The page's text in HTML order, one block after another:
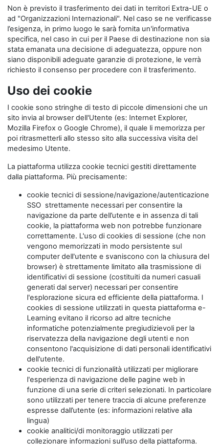
Non è previsto il trasferimento dei dati in territori Extra-UE o
ad "Organizzazioni Internazionali". Nel caso se ne verificasse
l’esigenza, in primo luogo le sarà fornita un'informativa
specifica, nel caso in cui per il Paese di destinazione non sia
stata emanata una decisione di adeguatezza, oppure non
siano disponibili adeguate garanzie di protezione, le verrà
richiesto il consenso per procedere con il trasferimento.
Uso dei cookie
I cookie sono stringhe di testo di piccole dimensioni che un
sito invia al browser dell'Utente (es: Internet Explorer,
Mozilla Firefox o Google Chrome), il quale li memorizza per
poi ritrasmetterli allo stesso sito alla successiva visita del
medesimo Utente.
La piattaforma utilizza cookie tecnici gestiti direttamente
dalla piattaforma. Più precisamente:
cookie tecnici di sessione/navigazione/autenticazione
SSO strettamente necessari per consentire la
navigazione da parte dell’utente e in assenza di tali
cookie, la piattaforma web non potrebbe funzionare
correttamente. L'uso di cookies di sessione (che non
vengono memorizzati in modo persistente sul
computer dell'utente e svaniscono con la chiusura del
browser) è strettamente limitato alla trasmissione di
identificativi di sessione (costituiti da numeri casuali
generati dal server) necessari per consentire
l'esplorazione sicura ed efficiente della piattaforma. I
cookies di sessione utilizzati in questa piattaforma e-
Learning evitano il ricorso ad altre tecniche
informatiche potenzialmente pregiudizievoli per la
riservatezza della navigazione degli utenti e non
consentono l'acquisizione di dati personali identificativi
dell'utente.
cookie tecnici di funzionalità utilizzati per migliorare
l'esperienza di navigazione delle pagine web in
funzione di una serie di criteri selezionati. In particolare
sono utilizzati per tenere traccia di alcune preferenze
espresse dall’utente (es: informazioni relative alla
lingua)
cookie analitici/di monitoraggio utilizzati per
collezionare informazioni sull’uso della piattaforma.